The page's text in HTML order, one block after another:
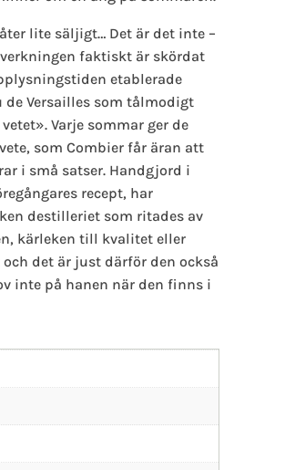
lite säljigt… Det är det inte –
faktiskt är skördat
etablerade
Versailles som tålmodigt
Varje sommar ger de
som Combier får äran att
i små satser. Handgjord i
recept, har
destilleriet som ritades av
kärleken till kvalitet eller
det är just därför den också
inte på hanen när den finns i